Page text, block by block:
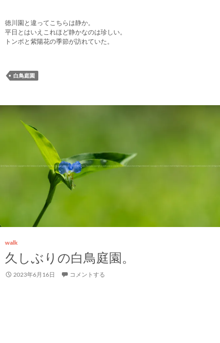
徳川園と違ってこちらは静か。
平日とはいえこれほど静かなのは珍しい。
トンボと紫陽花の季節が訪れていた。
白鳥庭園
walk
久しぶりの白鳥庭園。
2023年6月16日 コメントする